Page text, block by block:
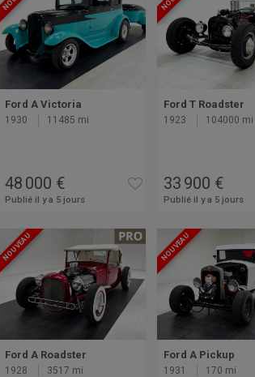
Ford A Victoria
1930 11485 mi
48 000 €
Publié il y a 5 jours
Ford T Roadster
1923 104000 mi
33 900 €
Publié il y a 5 jours
NOUVEAU
Ford A Roadster
1928 3517 mi
NOUVEAU
Ford A Pickup
1931 170 mi